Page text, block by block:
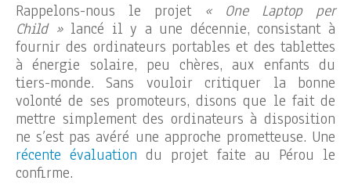
Rappelons-nous le projet « One Laptop per
Child »lancé il y a une décennie, consistant à
fournir des ordinateurs portables et des tablettes
à énergie solaire, peu chères, aux enfants du
tiers-monde. Sans vouloir critiquer la bonne
volonté de ses promoteurs, disons que le fait de
mettre simplement des ordinateurs à disposition
ne s’est pas avéré une approche prometteuse. Une
récente évaluation du projet faite au Pérou le
confirme.